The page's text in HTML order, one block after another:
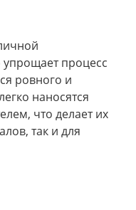
упрощает процесс
ровного и
наносятся
что делает их
так и для